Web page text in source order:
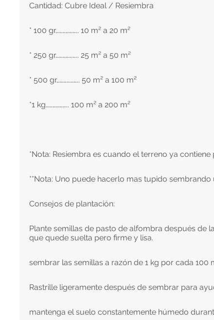
Cantidad: Cubre Ideal / Resiembra
* 100 gr……………….. 10 m² a 20 m²
* 250 gr……………….. 25 m² a 50 m²
* 500 gr……………….. 50 m² a 100 m²
*1 kg……………….. 100 m² a 200 m²
*Nota: Resiembra es cuando el terreno ya contiene
**Nota: Uno puede hacerlo mas tupido sembrando
Consejos de plantación:
Plante semillas de pasto de alfombra después de
que quede suelta pero firme y lisa.
sembrar las semillas a razón de 1 kg por cada 100
Rastrille ligeramente después de sembrar para
mantenga el suelo constantemente húmedo